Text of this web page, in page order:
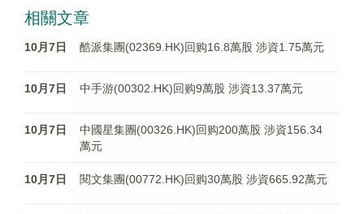
相關文章
10月7日 酷派集團(02369.HK)回购16.8萬股 涉資1.75萬元
10月7日 中手游(00302.HK)回购9萬股 涉資13.37萬元
10月7日
中國星集團(00326.HK)回购200萬股 涉資156.34
萬元
10月7日 閱文集團(00772.HK)回购30萬股 涉資665.92萬元